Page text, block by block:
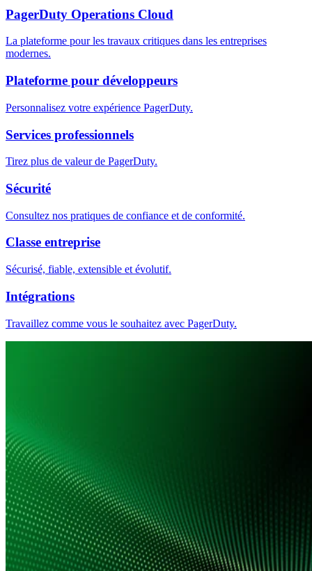
PagerDuty Operations Cloud
La plateforme pour les travaux critiques dans les entreprises
modernes.
Plateforme pour développeurs
Personnalisez votre expérience PagerDuty.
Services professionnels
Tirez plus de valeur de PagerDuty.
Sécurité
Consultez nos pratiques de confiance et de conformité.
Classe entreprise
Sécurisé, fiable, extensible et évolutif.
Intégrations
Travaillez comme vous le souhaitez avec PagerDuty.